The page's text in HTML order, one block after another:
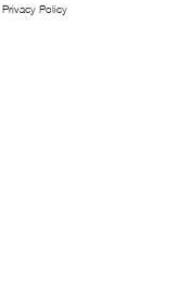
Privacy Policy